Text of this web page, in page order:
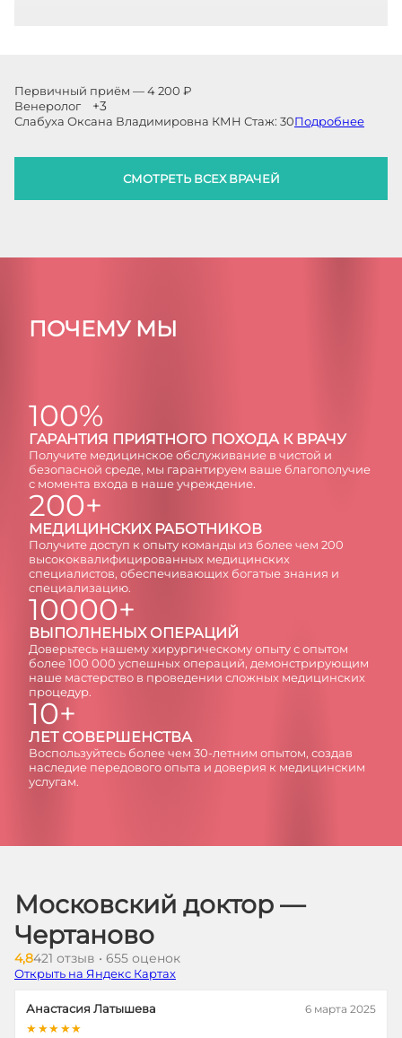
Первичный приём — 4 200 ₽
Венеролог
+3
Слабуха Оксана Владимировна КМН Стаж: 30Подробнее
СМОТРЕТЬ ВСЕХ ВРАЧЕЙ
ПОЧЕМУ МЫ
100%
ГAРAНТИЯ ПРИЯТНОГО ПОХОДА К ВРАЧУ
Получите медицинское обслуживание в чистой и
безопасной среде, мы гарантируем ваше благополучие
с момента входа в наше учреждение.
200+
МЕДИЦИНСКИХ РАБОТНИКОВ
Получите доступ к опыту команды из более чем 200
высококвалифицированных медицинских
специалистов, обеспечивающих богатые знания и
специализацию.
10000+
ВЫПОЛНЕНЫХ ОПЕРАЦИЙ
Доверьтесь нашему хирургическому опыту с опытом
более 100 000 успешных операций, демонстрирующим
наше мастерство в проведении сложных медицинских
процедур.
10+
ЛЕТ СОВЕРШЕНСТВА
Воспользуйтесь более чем 30-летним опытом, создав
наследие передового опыта и доверия к медицинским
услугам.
Московский доктор —
Чертаново
4,8421 отзыв • 655 оценок
Открыть на Яндекс Картах
Анастасия Латышева 6 марта 2025
★★★★★